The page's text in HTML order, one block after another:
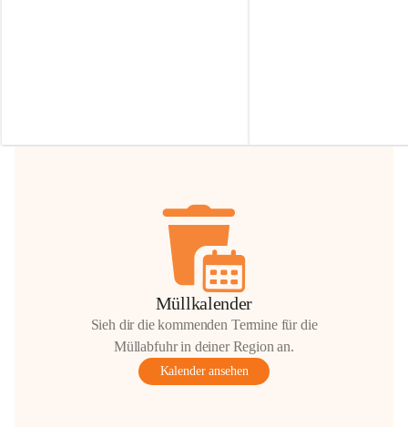
Hilfsbereitschaft!
Müllkalender
Sieh dir die kommenden Termine für die
Müllabfuhr in deiner Region an.
Kalender ansehen